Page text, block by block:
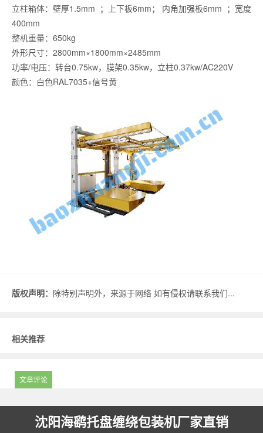
立柱箱体：壁厚1.5mm ；上下板6mm； 内角加强板6mm ；宽度
400mm
整机重量：650kg
外形尺寸：2800mm×1800mm×2485mm
功率/电压：转台0.75kw，膜架0.35kw，立柱0.37kw/AC220V
颜色：白色RAL7035+信号黄
版权声明： 除特别声明外，来源于网络 如有侵权请联系我们...
相关推荐
文章评论
沈阳海鹞托盘缠绕包装机厂家直销